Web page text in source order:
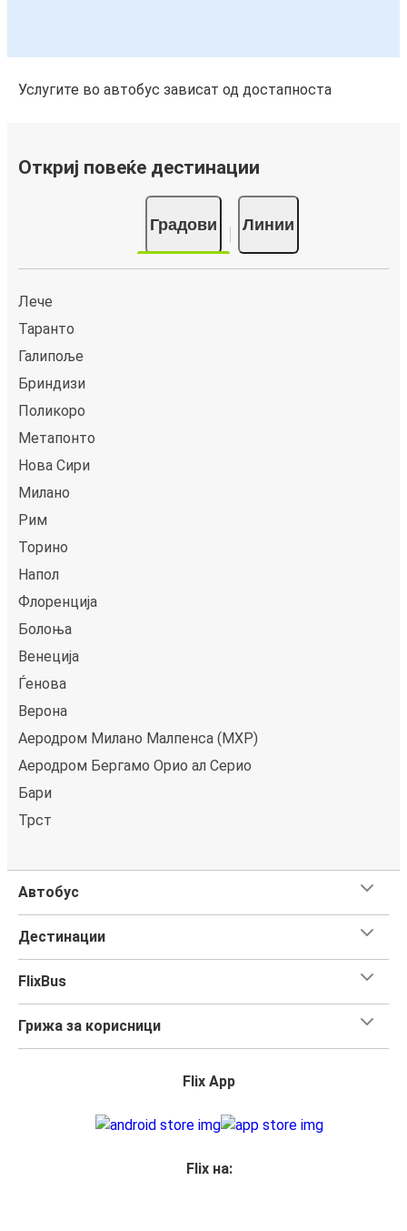
Услугите во автобус зависат од достапноста
Откриј повеќе дестинации
Градови Линии
Лече
Таранто
Галипоље
Бриндизи
Поликоро
Метапонто
Нова Сири
Милано
Рим
Торино
Напол
Флоренција
Болоња
Венеција
Ѓенова
Верона
Аеродром Милано Малпенса (MXP)
Аеродром Бергамо Ориo ал Серио
Бари
Трст
Автобус
Дестинации
FlixBus
Грижа за корисници
Flix App
Flix на: